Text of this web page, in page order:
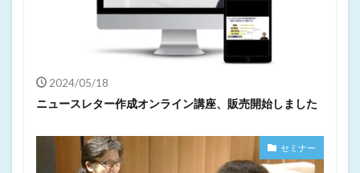
2024/05/18
ニュースレター作成オンライン講座、販売開始しました
セミナー